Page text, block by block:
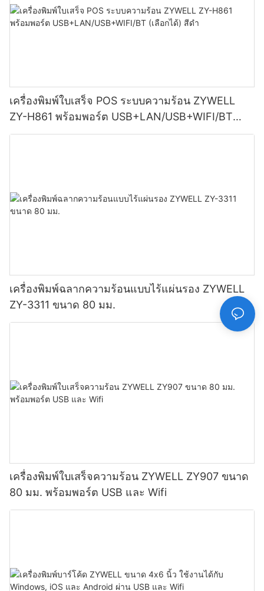
เครื่องพิมพ์ใบเสร็จ POS ระบบความร้อน ZYWELL
ZY-H861 พร้อมพอร์ต USB+LAN/USB+WIFI/BT
(เลือกได้) สีดำ
เครื่องพิมพ์ฉลากความร้อนแบบไร้แผ่นรอง ZYWELL
ZY-3311 ขนาด 80 มม.
เครื่องพิมพ์ใบเสร็จความร้อน ZYWELL ZY907 ขนาด
80 มม. พร้อมพอร์ต USB และ Wifi